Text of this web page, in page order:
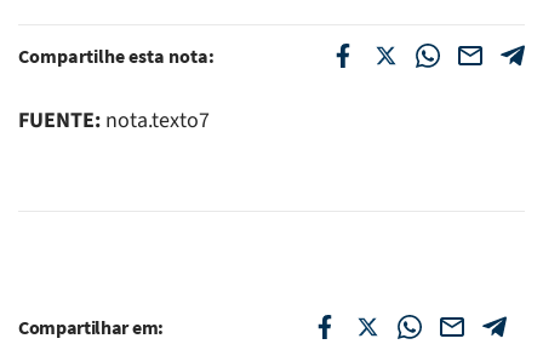
Compartilhe esta nota:
FUENTE: nota.texto7
Compartilhar em: